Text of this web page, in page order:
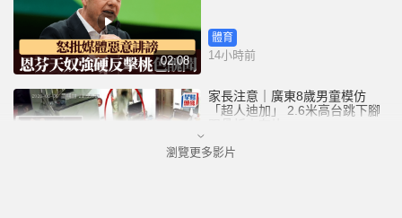
02:08
體育
14小時前
家長注意｜廣東8歲男童模仿
「超人迪加」 2.6米高台跳下腳
中國
瀏覽更多影片